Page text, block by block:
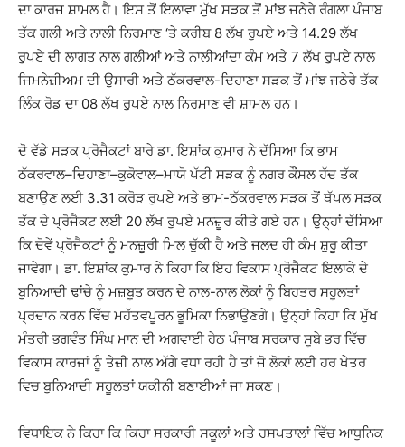
ਦਾ ਕਾਰਜ ਸ਼ਾਮਲ ਹੈ। ਇਸ ਤੋਂ ਇਲਾਵਾ ਮੁੱਖ ਸੜਕ ਤੋਂ ਮਾਂਝ ਜਠੇਰੇ ਰੰਗਲਾ ਪੰਜਾਬ
ਤੱਕ ਗਲੀ ਅਤੇ ਨਾਲੀ ਨਿਰਮਾਣ ‘ਤੇ ਕਰੀਬ 8 ਲੱਖ ਰੁਪਏ ਅਤੇ 14.29 ਲੱਖ
ਰੁਪਏ ਦੀ ਲਾਗਤ ਨਾਲ ਗਲੀਆਂ ਅਤੇ ਨਾਲੀਆਂਦਾ ਕੰਮ ਅਤੇ 7 ਲੱਖ ਰੁਪਏ ਨਾਲ
ਜਿਮਨੇਜ਼ੀਅਮ ਦੀ ਉਸਾਰੀ ਅਤੇ ਠੱਕਰਵਾਲ-ਦਿਹਾਣਾ ਸੜਕ ਤੋਂ ਮਾਂਝ ਜਠੇਰੇ ਤੱਕ
ਲਿੰਕ ਰੋਡ ਦਾ 08 ਲੱਖ ਰੁਪਏ ਨਾਲ ਨਿਰਮਾਣ ਵੀ ਸ਼ਾਮਲ ਹਨ।
ਦੋ ਵੱਡੇ ਸੜਕ ਪ੍ਰੋਜੈਕਟਾਂ ਬਾਰੇ ਡਾ. ਇਸ਼ਾਂਕ ਕੁਮਾਰ ਨੇ ਦੱਸਿਆ ਕਿ ਭਾਮ
ਠੱਕਰਵਾਲ–ਦਿਹਾਣਾ–ਕੁਕੋਵਾਲ–ਮਾਯੋ ਪੱਟੀ ਸੜਕ ਨੂੰ ਨਗਰ ਕੌਂਸਲ ਹੱਦ ਤੱਕ
ਬਣਾਉਣ ਲਈ 3.31 ਕਰੋੜ ਰੁਪਏ ਅਤੇ ਭਾਮ-ਠੱਕਰਵਾਲ ਸੜਕ ਤੋਂ ਥੱਪਲ ਸੜਕ
ਤੱਕ ਦੇ ਪ੍ਰੋਜੈਕਟ ਲਈ 20 ਲੱਖ ਰੁਪਏ ਮਨਜ਼ੂਰ ਕੀਤੇ ਗਏ ਹਨ। ਉਨ੍ਹਾਂ ਦੱਸਿਆ
ਕਿ ਦੋਵੇਂ ਪ੍ਰੋਜੈਕਟਾਂ ਨੂੰ ਮਨਜ਼ੂਰੀ ਮਿਲ ਚੁੱਕੀ ਹੈ ਅਤੇ ਜਲਦ ਹੀ ਕੰਮ ਸ਼ੁਰੂ ਕੀਤਾ
ਜਾਵੇਗਾ। ਡਾ. ਇਸ਼ਾਂਕ ਕੁਮਾਰ ਨੇ ਕਿਹਾ ਕਿ ਇਹ ਵਿਕਾਸ ਪ੍ਰੋਜੈਕਟ ਇਲਾਕੇ ਦੇ
ਬੁਨਿਆਦੀ ਢਾਂਚੇ ਨੂੰ ਮਜ਼ਬੂਤ ਕਰਨ ਦੇ ਨਾਲ-ਨਾਲ ਲੋਕਾਂ ਨੂੰ ਬਿਹਤਰ ਸਹੂਲਤਾਂ
ਪ੍ਰਦਾਨ ਕਰਨ ਵਿੱਚ ਮਹੱਤਵਪੂਰਨ ਭੂਮਿਕਾ ਨਿਭਾਉਣਗੇ। ਉਨ੍ਹਾਂ ਕਿਹਾ ਕਿ ਮੁੱਖ
ਮੰਤਰੀ ਭਗਵੰਤ ਸਿੰਘ ਮਾਨ ਦੀ ਅਗਵਾਈ ਹੇਠ ਪੰਜਾਬ ਸਰਕਾਰ ਸੂਬੇ ਭਰ ਵਿੱਚ
ਵਿਕਾਸ ਕਾਰਜਾਂ ਨੂੰ ਤੇਜ਼ੀ ਨਾਲ ਅੱਗੇ ਵਧਾ ਰਹੀ ਹੈ ਤਾਂ ਜੋ ਲੋਕਾਂ ਲਈ ਹਰ ਖੇਤਰ
ਵਿਚ ਬੁਨਿਆਦੀ ਸਹੂਲਤਾਂ ਯਕੀਨੀ ਬਣਾਈਆਂ ਜਾ ਸਕਣ।
ਵਿਧਾਇਕ ਨੇ ਕਿਹਾ ਕਿ ਕਿਹਾ ਸਰਕਾਰੀ ਸਕੂਲਾਂ ਅਤੇ ਹਸਪਤਾਲਾਂ ਵਿੱਚ ਆਧੁਨਿਕ